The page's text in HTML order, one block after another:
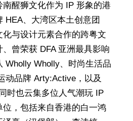
醒狮文化作为 IP 形象的港
HEA、大湾区本土创意团
化与设计元素合作的跨粤文
曾荣获 DFA 亚洲最具影响
Wholly Wholly、时尚生活品
动品牌 Arty:Active，以及
时也云集多位人气潮玩 IP
，包括来自香港的白一鸿